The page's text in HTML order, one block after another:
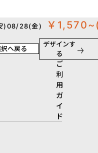
)08/28(金) ￥1,570~
へ戻る
デザインす
る
ご
利
用
ガ
イ
ド